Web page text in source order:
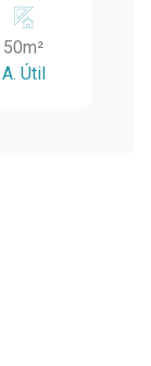
garagem
vias da
50m²
A. Útil